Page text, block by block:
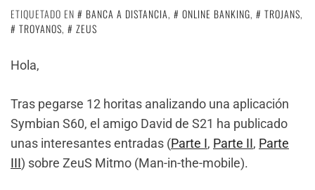
ETIQUETADO EN
BANCA A DISTANCIA, ONLINE BANKING, TROJANS,
TROYANOS, ZEUS
Hola,
Tras pegarse 12 horitas analizando una aplicación
Symbian S60, el amigo David de S21 ha publicado
unas interesantes entradas (Parte I, Parte II, Parte
III) sobre ZeuS Mitmo (Man-in-the-mobile).